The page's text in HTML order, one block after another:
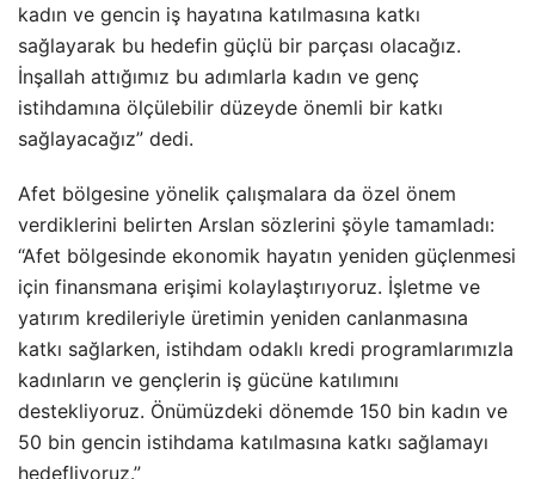
kadın ve gencin iş hayatına katılmasına katkı
sağlayarak bu hedefin güçlü bir parçası olacağız.
İnşallah attığımız bu adımlarla kadın ve genç
istihdamına ölçülebilir düzeyde önemli bir katkı
sağlayacağız” dedi.
Afet bölgesine yönelik çalışmalara da özel önem
verdiklerini belirten Arslan sözlerini şöyle tamamladı:
“Afet bölgesinde ekonomik hayatın yeniden güçlenmesi
için finansmana erişimi kolaylaştırıyoruz. İşletme ve
yatırım kredileriyle üretimin yeniden canlanmasına
katkı sağlarken, istihdam odaklı kredi programlarımızla
kadınların ve gençlerin iş gücüne katılımını
destekliyoruz. Önümüzdeki dönemde 150 bin kadın ve
50 bin gencin istihdama katılmasına katkı sağlamayı
hedefliyoruz.”